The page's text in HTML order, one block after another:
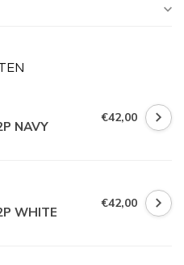
NAVY €42,00
WHITE €42,00